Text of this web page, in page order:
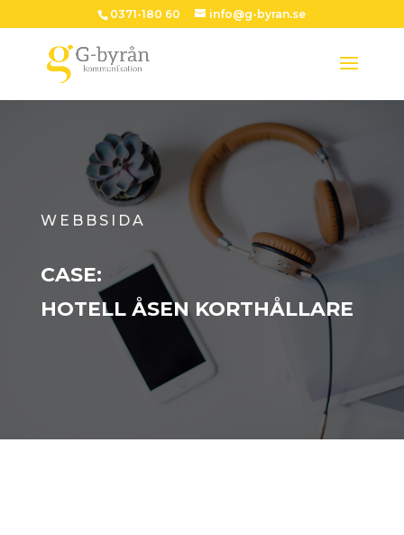
0371-180 60 info@g-byran.se
WEBBSIDA
CASE:
HOTELL ÅSEN KORTHÅLLARE